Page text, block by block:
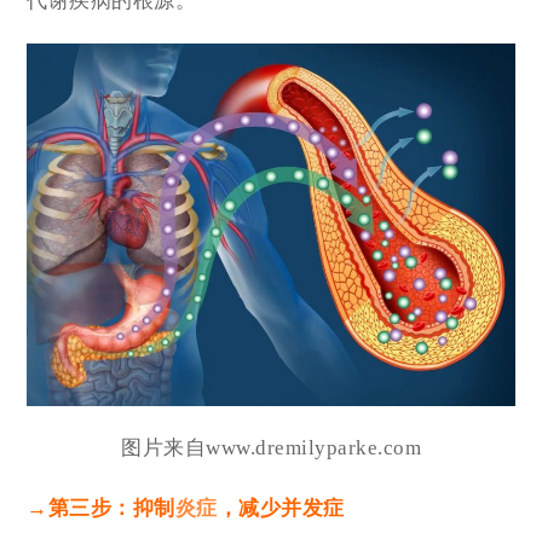
图片来自www.dremilyparke.com
→ 第三步：抑制 炎症 ，减少并发症